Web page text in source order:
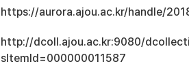
https://aurora.ajou.ac.kr/handle/
http://dcoll.ajou.ac.kr:9080/
sItemId=000000011587